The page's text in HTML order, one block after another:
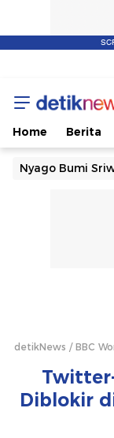
Home Berita
Nyago Bumi
detikNews BBC
Diblokir